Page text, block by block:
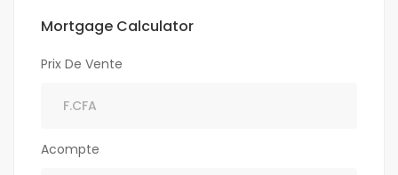
Mortgage Calculator
Prix De Vente
Acompte